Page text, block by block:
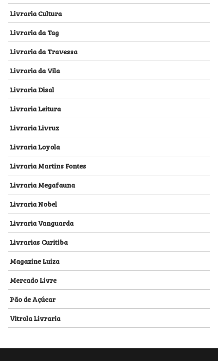
Livraria Cultura
Livraria da Tag
Livraria da Travessa
Livraria da Vila
Livraria Disal
Livraria Leitura
Livraria Livruz
Livraria Loyola
Livraria Martins Fontes
Livraria Megafauna
Livraria Nobel
Livraria Vanguarda
Livrarias Curitiba
Magazine Luiza
Mercado Livre
Pão de Açúcar
Vitrola Livraria